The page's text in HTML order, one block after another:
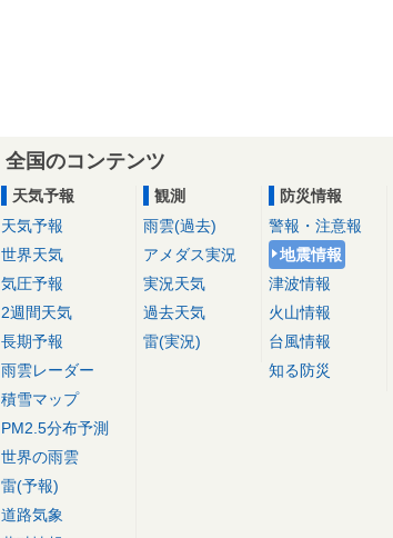
全国のコンテンツ
天気予報
天気予報
世界天気
気圧予報
2週間天気
長期予報
雨雲レーダー
積雪マップ
PM2.5分布予測
世界の雨雲
雷(予報)
道路気象
観測
雨雲(過去)
アメダス実況
実況天気
過去天気
雷(実況)
防災情報
警報・注意報
地震情報
津波情報
火山情報
台風情報
知る防災